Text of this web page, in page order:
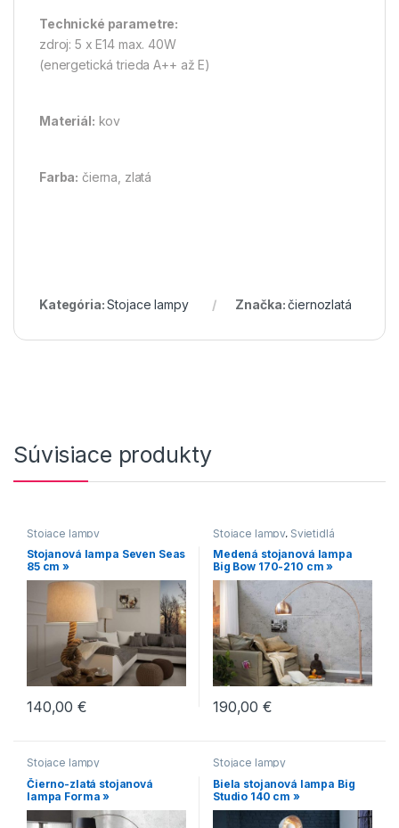
Technické parametre:
zdroj: 5 x E14 max. 40W
(energetická trieda A++ až E)
Materiál: kov
Farba: čierna, zlatá
Kategória:Stojace lampy Značka:čiernozlatá
Súvisiace produkty
Stojace lampy
Stojanová lampa Seven Seas
85 cm »
140,00€
Stojace lampy, Svietidlá
Medená stojanová lampa
Big Bow 170-210 cm »
190,00€
Stojace lampy
Čierno-zlatá stojanová
lampa Forma »
Stojace lampy
Biela stojanová lampa Big
Studio 140 cm »